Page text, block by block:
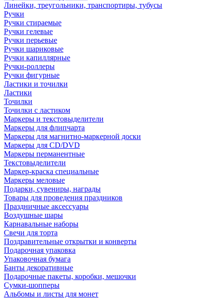
Линейки, треугольники, транспортиры, тубусы
Ручки
Ручки стираемые
Ручки гелевые
Ручки перьевые
Ручки шариковые
Ручки капиллярные
Ручки-роллеры
Ручки фигурные
Ластики и точилки
Ластики
Точилки
Точилки с ластиком
Маркеры и текстовыделители
Маркеры для флипчарта
Маркеры для магнитно-маркерной доски
Маркеры для CD/DVD
Маркеры перманентные
Текстовыделители
Маркер-краска специальные
Маркеры меловые
Подарки, сувениры, награды
Товары для проведения праздников
Праздничные аксессуары
Воздушные шары
Карнавальные наборы
Свечи для торта
Поздравительные открытки и конверты
Подарочная упаковка
Упаковочная бумага
Банты декоративные
Подарочные пакеты, коробки, мешочки
Сумки-шопперы
Альбомы и листы для монет